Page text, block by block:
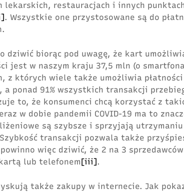
lekarskich, restauracjach i innych
. Wszystkie one przystosowane są do
dziwić biorąc pod uwagę, że kart
jest w naszym kraju 37,5 mln (o
z których wiele także umożliwia
a ponad 91% wszystkich transakcji
to, że konsumenci chcą korzystać z
w dobie pandemii COVID-19 ma to
są szybsze i sprzyjają
Szybkość transakcji pozwala także
więc dziwić, że 2 na 3
lub telefonem[iii].
także zakupy w internecie. Jak